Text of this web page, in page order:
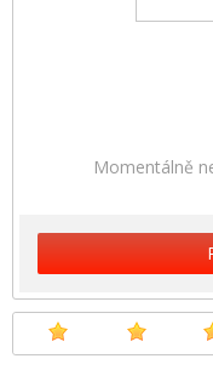
Momentálně